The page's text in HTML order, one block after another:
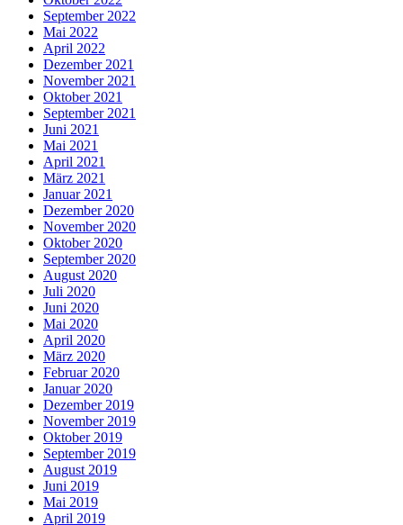
September 2022
Mai 2022
April 2022
Dezember 2021
November 2021
Oktober 2021
September 2021
Juni 2021
Mai 2021
April 2021
März 2021
Januar 2021
Dezember 2020
November 2020
Oktober 2020
September 2020
August 2020
Juli 2020
Juni 2020
Mai 2020
April 2020
März 2020
Februar 2020
Januar 2020
Dezember 2019
November 2019
Oktober 2019
September 2019
August 2019
Juni 2019
Mai 2019
April 2019